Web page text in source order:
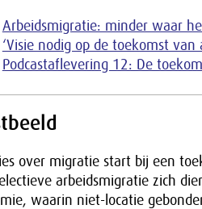
Arbeidsmigratie: minder waar
‘Visie nodig op de toekomst
Podcastaflevering 12: De
over migratie start bij een
arbeidsmigratie zich
waarin niet-locatie